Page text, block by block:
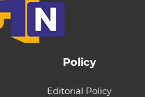
Policy
Editorial Policy